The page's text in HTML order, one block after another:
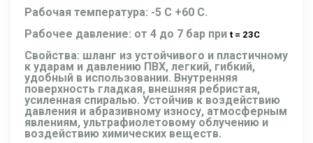
Рабочая температура: -5 С +60 С.
Рабочее давление: от 4 до 7 бар при t = 23С
Свойства: шланг из устойчивого и пластичному
к ударам и давлению ПВХ, легкий, гибкий,
удобный в использовании. Внутренняя
поверхность гладкая, внешняя ребристая,
усиленная спиралью. Устойчив к воздействию
давления и абразивному износу, атмосферным
явлениям, ультрафиолетовому облучению и
воздействию химических веществ.